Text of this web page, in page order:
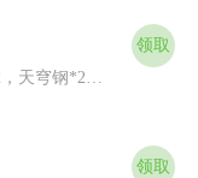
小转生丹*,5，中级等级丹*2，天穹钢*2，绑元票（中）*5...
领取
领取